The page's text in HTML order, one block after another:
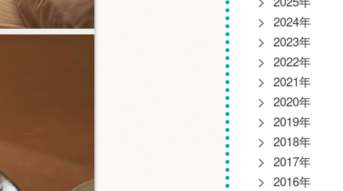
2024年
2023年
2022年
2021年
2020年
2019年
2018年
2017年
2016年